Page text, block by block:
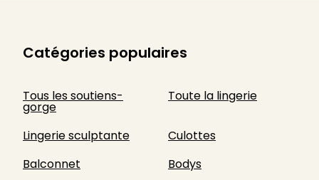
Catégories populaires
Tous les soutiens-
gorge
Toute la lingerie
Lingerie sculptante
Culottes
Balconnet
Bodys